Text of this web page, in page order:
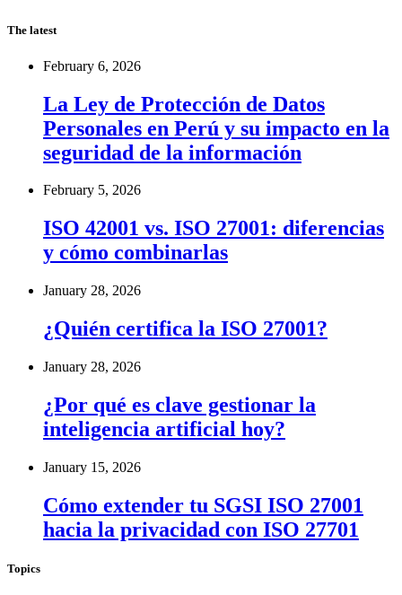
The latest
February 6, 2026
La Ley de Protección de Datos
Personales en Perú y su impacto en la
seguridad de la información
February 5, 2026
ISO 42001 vs. ISO 27001: diferencias
y cómo combinarlas
January 28, 2026
¿Quién certifica la ISO 27001?
January 28, 2026
¿Por qué es clave gestionar la
inteligencia artificial hoy?
January 15, 2026
Cómo extender tu SGSI ISO 27001
hacia la privacidad con ISO 27701
Topics